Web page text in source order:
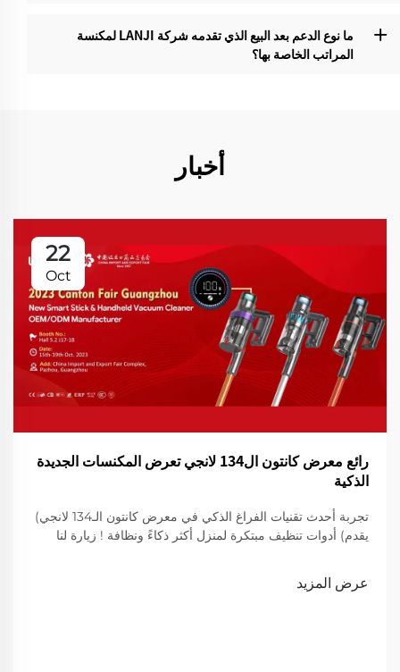
ما نوع الدعم بعد البيع الذي تقدمه شركة LANJI لمكنسة
المراتب الخاصة بها؟‌
أخبار
22
Oct
رائع معرض كانتون ال134 لانجي تعرض المكنسات الجديدة
الذكية
تجربة أحدث تقنيات الفراغ الذكي في معرض كانتون الـ134 لانجي)
يقدم) أدوات تنظيف مبتكرة لمنزل أكثر ذكاءً ونظافة ! زيارة لنا
عرض المزيد